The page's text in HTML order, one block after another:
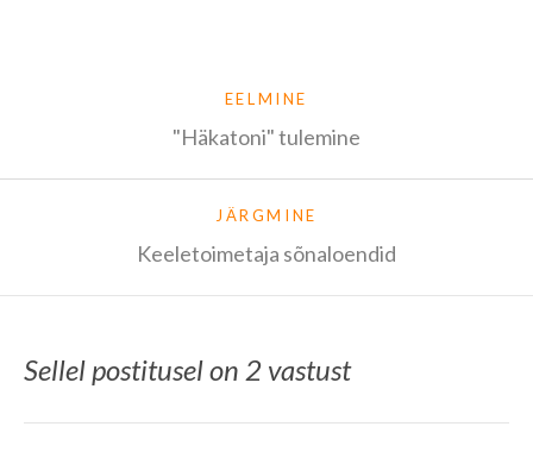
EELMINE
"Häkatoni" tulemine
JÄRGMINE
Keeletoimetaja sõnaloendid
Sellel postitusel on 2 vastust